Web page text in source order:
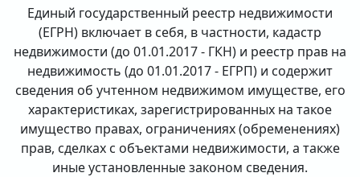
Единый государственный реестр недвижимости
(ЕГРН) включает в себя, в частности, кадастр
недвижимости (до 01.01.2017 - ГКН) и реестр прав на
недвижимость (до 01.01.2017 - ЕГРП) и содержит
сведения об учтенном недвижимом имуществе, его
характеристиках, зарегистрированных на такое
имущество правах, ограничениях (обременениях)
прав, сделках с объектами недвижимости, а также
иные установленные законом сведения.